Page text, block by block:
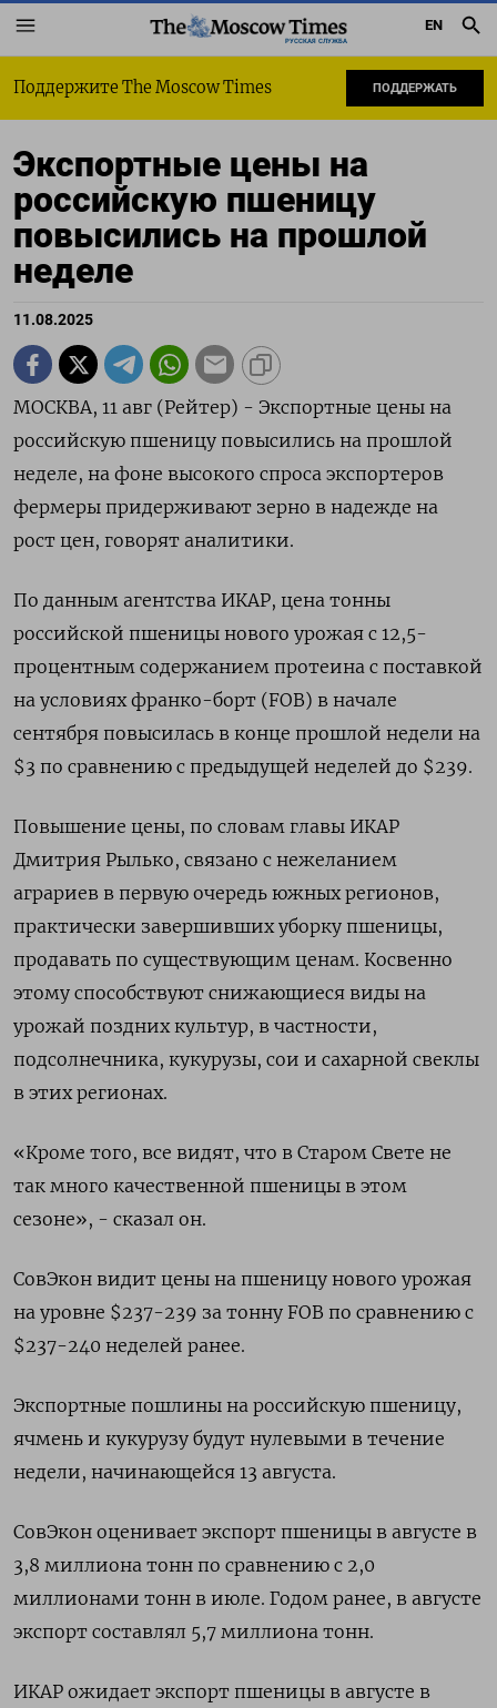
РУССКАЯ СЛУЖБА
EN
Поддержите The Moscow Times ПОДДЕРЖАТЬ
Экспортные цены на
российскую пшеницу
повысились на прошлой
неделе
11.08.2025
МОСКВА, 11 авг (Рейтер) - Экспортные цены на
российскую пшеницу повысились на прошлой
неделе, на фоне высокого спроса экспортеров
фермеры придерживают зерно в надежде на
рост цен, говорят аналитики.
По данным агентства ИКАР, цена тонны
российской пшеницы нового урожая с 12,5-
процентным содержанием протеина с поставкой
на условиях франко-борт (FOB) в начале
сентября повысилась в конце прошлой недели на
$3 по сравнению с предыдущей неделей до $239.
Повышение цены, по словам главы ИКАР
Дмитрия Рылько, связано с нежеланием
аграриев в первую очередь южных регионов,
практически завершивших уборку пшеницы,
продавать по существующим ценам. Косвенно
этому способствуют снижающиеся виды на
урожай поздних культур, в частности,
подсолнечника, кукурузы, сои и сахарной свеклы
в этих регионах.
«Кроме того, все видят, что в Старом Свете не
так много качественной пшеницы в этом
сезоне», - сказал он.
СовЭкон видит цены на пшеницу нового урожая
на уровне $237-239 за тонну FOB по сравнению с
$237-240 неделей ранее.
Экспортные пошлины на российскую пшеницу,
ячмень и кукурузу будут нулевыми в течение
недели, начинающейся 13 августа.
СовЭкон оценивает экспорт пшеницы в августе в
3,8 миллиона тонн по сравнению с 2,0
миллионами тонн в июле. Годом ранее, в августе
экспорт составлял 5,7 миллиона тонн.
ИКАР ожидает экспорт пшеницы в августе в